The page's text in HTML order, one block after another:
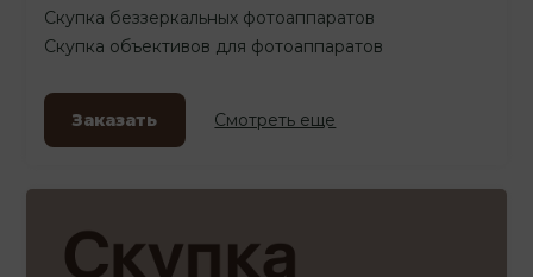
Скупка беззеркальных фотоаппаратов
Скупка объективов для фотоаппаратов
Заказать Смотреть еще